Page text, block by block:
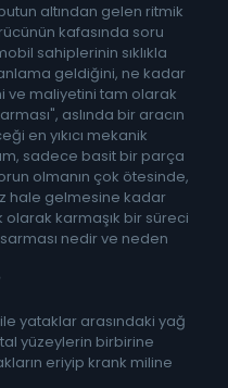
altından gelen ritmik
kafasında soru
sahiplerinin sıklıkla
geldiğini, ne kadar
maliyetini tam olarak
aslında bir aracın
en yıkıcı mekanik
sadece basit bir parça
olmanın çok ötesinde,
hale gelmesine kadar
karmaşık bir süreci
nedir ve neden
yataklar arasındaki yağ
yüzeylerin birbirine
eriyip krank miline